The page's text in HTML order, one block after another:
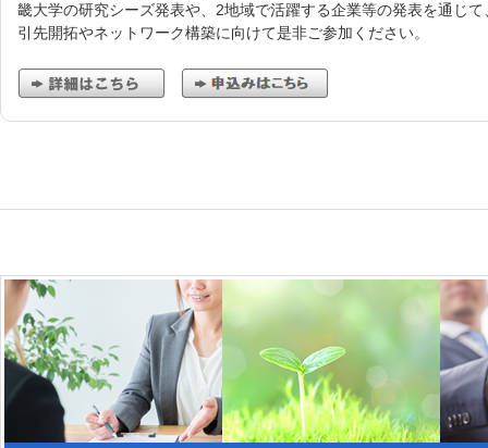
畿大学の研究シーズ発表や、2地域で活躍する企業等の発表を通じ
引先開拓やネットワーク構築に向けて是非ご参加ください。